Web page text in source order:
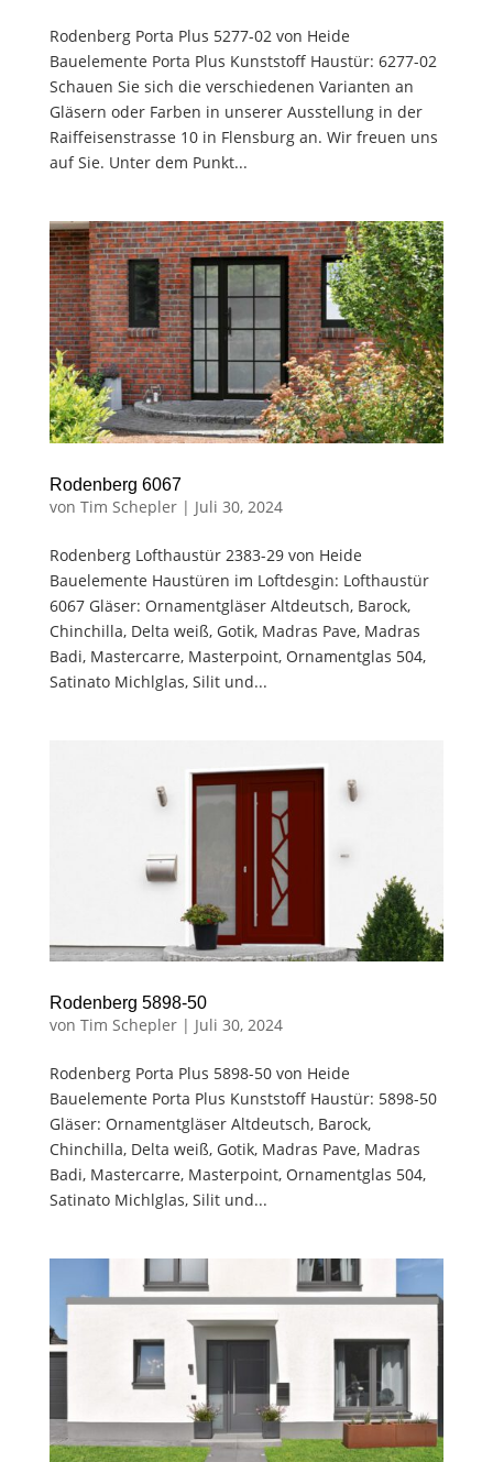
Rodenberg Porta Plus 5277-02 von Heide
Bauelemente Porta Plus Kunststoff Haustür: 6277-02
Schauen Sie sich die verschiedenen Varianten an
Gläsern oder Farben in unserer Ausstellung in der
Raiffeisenstrasse 10 in Flensburg an. Wir freuen uns
auf Sie. Unter dem Punkt...
Rodenberg 6067
von Tim Schepler| Juli 30, 2024
Rodenberg Lofthaustür 2383-29 von Heide
Bauelemente Haustüren im Loftdesgin: Lofthaustür
6067 Gläser: Ornamentgläser Altdeutsch, Barock,
Chinchilla, Delta weiß, Gotik, Madras Pave, Madras
Badi, Mastercarre, Masterpoint, Ornamentglas 504,
Satinato Michlglas, Silit und...
Rodenberg 5898-50
von Tim Schepler| Juli 30, 2024
Rodenberg Porta Plus 5898-50 von Heide
Bauelemente Porta Plus Kunststoff Haustür: 5898-50
Gläser: Ornamentgläser Altdeutsch, Barock,
Chinchilla, Delta weiß, Gotik, Madras Pave, Madras
Badi, Mastercarre, Masterpoint, Ornamentglas 504,
Satinato Michlglas, Silit und...